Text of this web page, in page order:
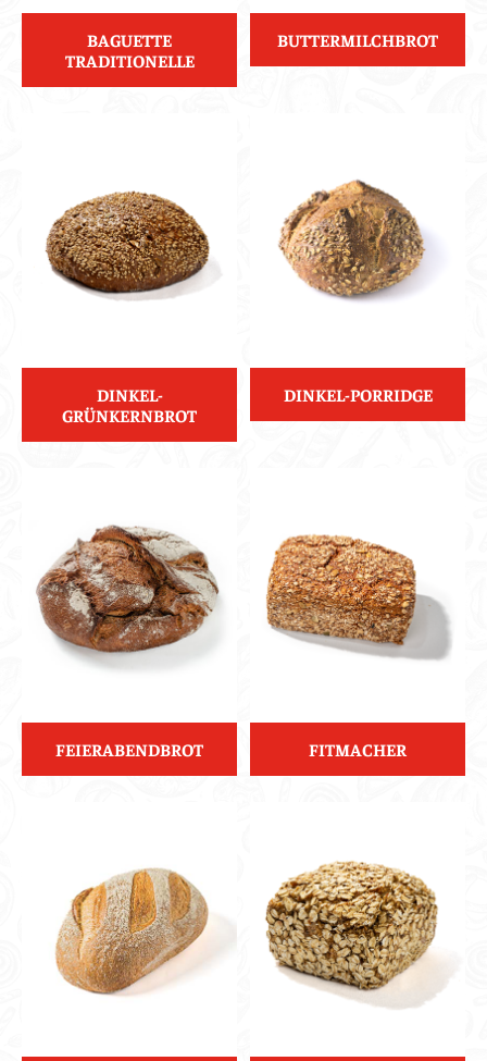
BAGUETTE
TRADITIONELLE
BUTTERMILCHBROT
DINKEL-
GRÜNKERNBROT
DINKEL-PORRIDGE
FEIERABENDBROT FITMACHER